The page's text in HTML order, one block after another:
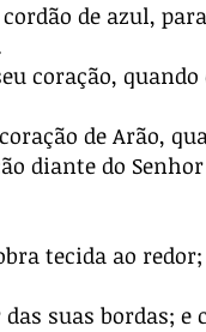
de azul,
coração,
de Arão,
diante do Senhor
tecida ao
suas bordas; e